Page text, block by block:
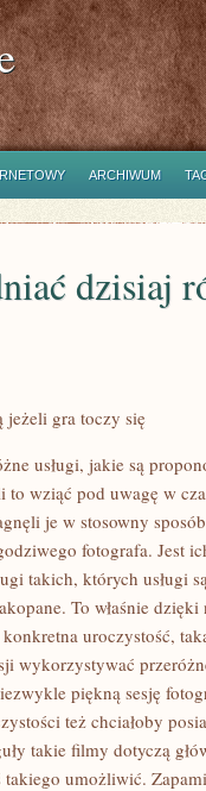
ARCHIWUM
dzisiaj
jeżeli gra toczy się
usługi, jakie są
wziąć pod uwagę w
je w stosowny
fotografa. Jest
takich, których usługi
To właśnie
uroczystość,
wykorzystywać
piękną sesję
też chciałoby
takie filmy dotyczą
umożliwić.